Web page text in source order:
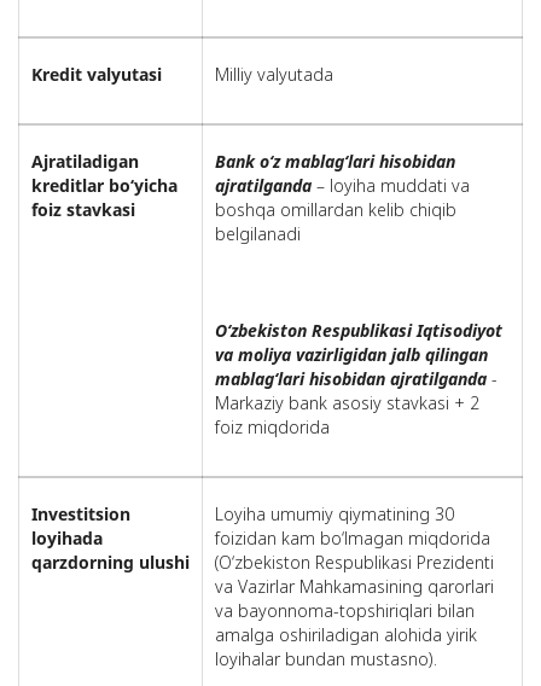
Kredit valyutasi Milliy valyutada
Ajratiladigan
kreditlar bo‘yicha
foiz stavkasi
Bank o‘z mablag‘lari hisobidan
ajratilganda – loyiha muddati va
boshqa omillardan kelib chiqib
belgilanadi
O‘zbekiston Respublikasi Iqtisodiyot
va moliya vazirligidan jalb qilingan
mablag‘lari hisobidan ajratilganda -
Markaziy bank asosiy stavkasi + 2
foiz miqdorida
Investitsion
loyihada
qarzdorning ulushi
Loyiha umumiy qiymatining 30
foizidan kam bo‘lmagan miqdorida
(O‘zbekiston Respublikasi Prezidenti
va Vazirlar Mahkamasining qarorlari
va bayonnoma-topshiriqlari bilan
amalga oshiriladigan alohida yirik
loyihalar bundan mustasno).